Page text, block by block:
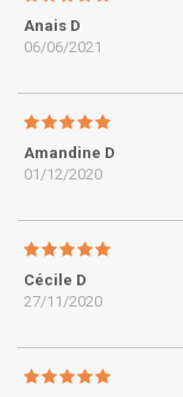
Anais D
06/06/2021
Amandine D
01/12/2020
Cécile D
27/11/2020